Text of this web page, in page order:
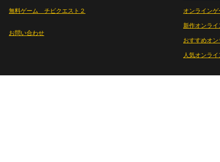
無料ゲーム チビクエスト２
お問い合わせ
オンライン
新作オンライ
おすすめオ
人気オンラ